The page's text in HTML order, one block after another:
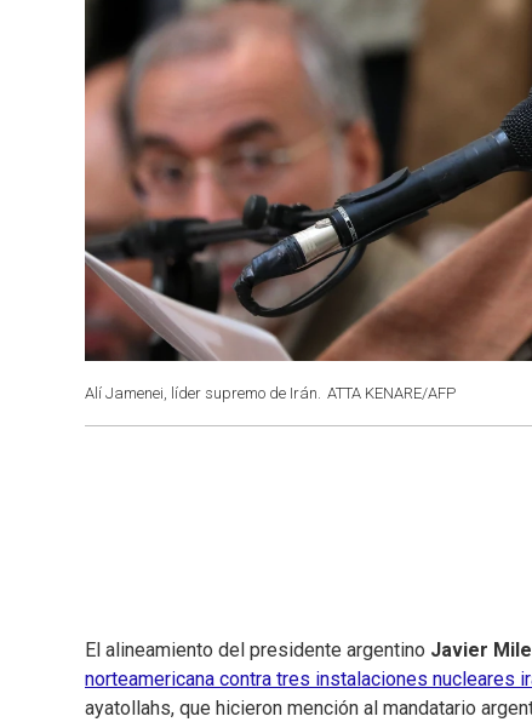
Alí Jamenei, líder supremo de Irán. ATTA KENARE/AFP
El alineamiento del presidente argentino Javier
norteamericana contra tres instalaciones nucleares
ayatollahs, que hicieron mención al mandatario